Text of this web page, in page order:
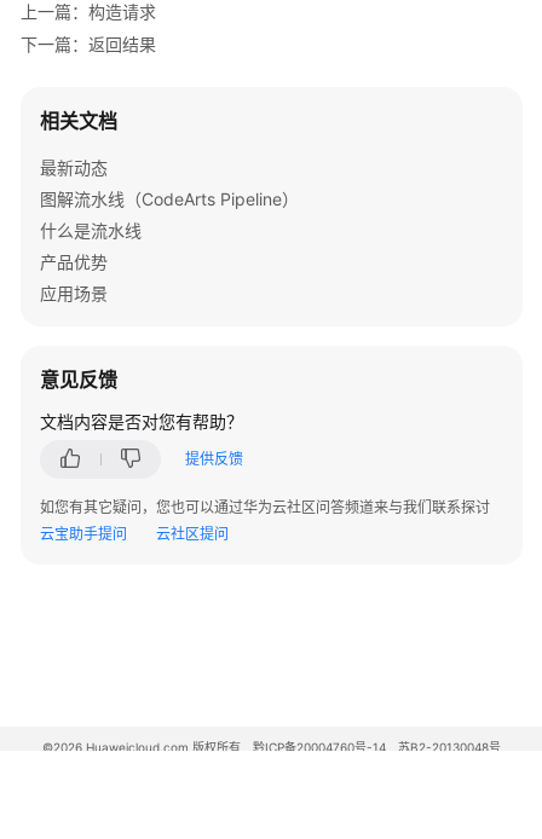
载
用
参
考
产
品
术
责
共
云
服
白
上一篇：构造请求
下一篇：返回结果
相关文档
最新动态
图解流水线（CodeArts Pipeline）
什么是流水线
产品优势
应用场景
意见反馈
文档内容是否对您有帮助？
提供反馈
如您有其它疑问，您也可以通过华为云社区问答频道来与我们联系探讨
云宝助手提问
云社区提问
©2026 Huaweicloud.com 版权所有 黔ICP备20004760号-14
苏B2-20130048号